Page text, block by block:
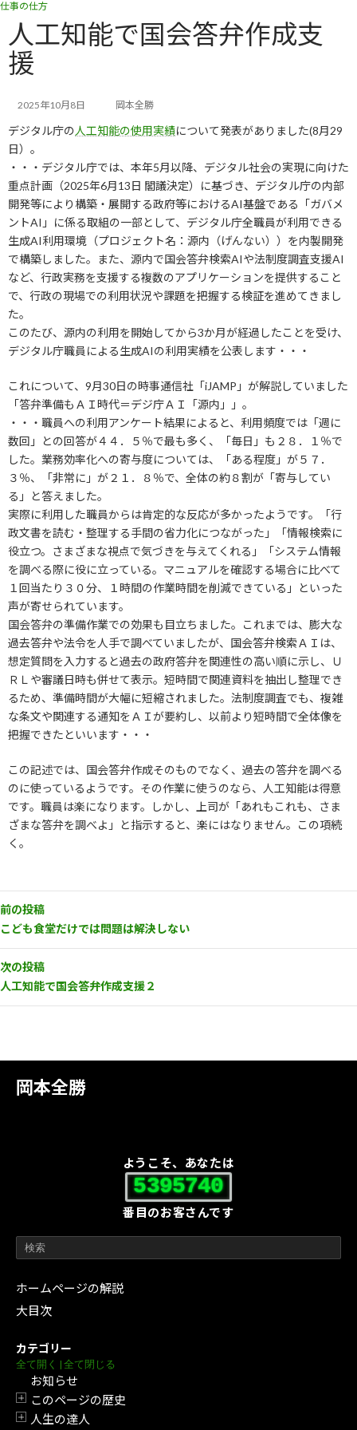
コ
ン
ツ
ッ
プ
ナ
ー
シ
移
動
岡本全勝
ようこそ、あなたは
5395740
番目のお客さんです
ホームページの解説
大目次
カテゴリー
全て開く | 全て閉じる
お知らせ
開閉
このページの歴史
開閉
人生の達人
仕事の仕方
人工知能で国会答弁作成支
援
2025年10月8日 岡本全勝
デジタル庁の人工知能の使用実績について発表がありました(8月29
日）。
・・・デジタル庁では、本年5月以降、デジタル社会の実現に向けた
重点計画（2025年6月13日 閣議決定）に基づき、デジタル庁の内部
開発等により構築・展開する政府等におけるAI基盤である「ガバメ
ントAI」に係る取組の一部として、デジタル庁全職員が利用できる
生成AI利用環境（プロジェクト名：源内（げんない））を内製開発
で構築しました。また、源内で国会答弁検索AIや法制度調査支援AI
など、行政実務を支援する複数のアプリケーションを提供すること
で、行政の現場での利用状況や課題を把握する検証を進めてきまし
た。
このたび、源内の利用を開始してから3か月が経過したことを受け、
デジタル庁職員による生成AIの利用実績を公表します・・・
これについて、9月30日の時事通信社「iJAMP」が解説していました
「答弁準備もＡＩ時代＝デジ庁ＡＩ「源内」」。
・・・職員への利用アンケート結果によると、利用頻度では「週に
数回」との回答が４４．５％で最も多く、「毎日」も２８．１％で
した。業務効率化への寄与度については、「ある程度」が５７．
３％、「非常に」が２１．８％で、全体の約８割が「寄与してい
る」と答えました。
実際に利用した職員からは肯定的な反応が多かったようです。「行
政文書を読む・整理する手間の省力化につながった」「情報検索に
役立つ。さまざまな視点で気づきを与えてくれる」「システム情報
を調べる際に役に立っている。マニュアルを確認する場合に比べて
１回当たり３０分、１時間の作業時間を削減できている」といった
声が寄せられています。
国会答弁の準備作業での効果も目立ちました。これまでは、膨大な
過去答弁や法令を人手で調べていましたが、国会答弁検索ＡＩは、
想定質問を入力すると過去の政府答弁を関連性の高い順に示し、Ｕ
ＲＬや審議日時も併せて表示。短時間で関連資料を抽出し整理でき
るため、準備時間が大幅に短縮されました。法制度調査でも、複雑
な条文や関連する通知をＡＩが要約し、以前より短時間で全体像を
把握できたといいます・・・
この記述では、国会答弁作成そのものでなく、過去の答弁を調べる
のに使っているようです。その作業に使うのなら、人工知能は得意
です。職員は楽になります。しかし、上司が「あれもこれも、さま
ざまな答弁を調べよ」と指示すると、楽にはなりません。この項続
く。
前の投稿
こども食堂だけでは問題は解決しない
次の投稿
人工知能で国会答弁作成支援２